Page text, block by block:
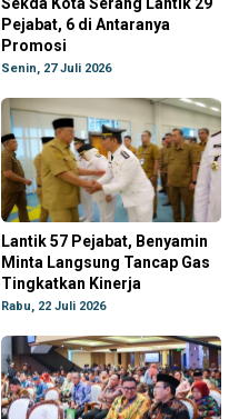
Pejabat, 6 di Antaranya
Promosi
Senin, 27 Juli 2026
Lantik 57 Pejabat, Benyamin
Minta Langsung Tancap Gas
Tingkatkan Kinerja
Rabu, 22 Juli 2026